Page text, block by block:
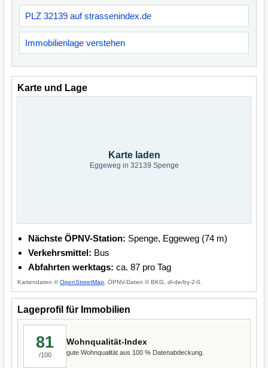
PLZ 32139 auf strassenindex.de
Immobilienlage verstehen
Karte und Lage
Karte laden
Eggeweg in 32139 Spenge
Nächste ÖPNV-Station: Spenge, Eggeweg (74 m)
Verkehrsmittel: Bus
Abfahrten werktags: ca. 87 pro Tag
Kartendaten ©OpenStreetMap , ÖPNV-Daten © BKG, dl-de/by-2-0.
Lageprofil für Immobilien
81
/100
Wohnqualität-Index
gute Wohnqualität aus 100 % Datenabdeckung.